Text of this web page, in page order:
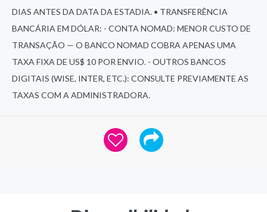
DIAS ANTES DA DATA DA ESTADIA. • TRANSFERÊNCIA
BANCÁRIA EM DÓLAR: - CONTA NOMAD: MENOR CUSTO DE
TRANSAÇÃO — O BANCO NOMAD COBRA APENAS UMA
TAXA FIXA DE US$ 10 POR ENVIO. - OUTROS BANCOS
DIGITAIS (WISE, INTER, ETC.): CONSULTE PREVIAMENTE AS
TAXAS COM A ADMINISTRADORA.